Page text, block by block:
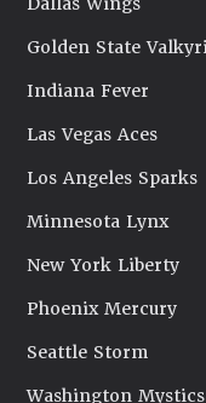
Golden State
Indiana Fever
Las Vegas Aces
Los Angeles Sparks
Minnesota Lynx
New York Liberty
Phoenix Mercury
Seattle Storm
Washington Mystics